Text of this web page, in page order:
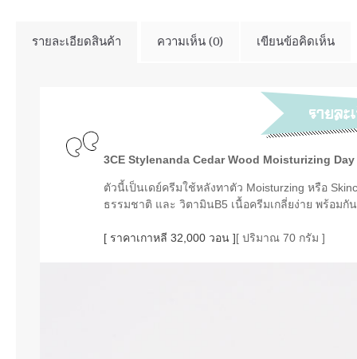
รายละเอียดสินค้า ความเห็น (0) เขียนข้อคิดเห็น
3CE Stylenanda Cedar Wood Moisturizing Day
ตัวนี้เป็นเดย์ครีมใช้หลังทาตัว Moisturzing หรือ
ธรรมชาติ และ วิตามินB5 เนื้อครีมเกลี่ยง่าย พร้อมกั
[ ราคาเกาหลี 32,000 วอน ][ ปริมาณ 70 กรัม ]